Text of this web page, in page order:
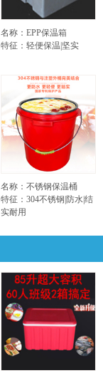
名称：EPP保温箱
特征：轻便保温|坚实
名称：不锈钢保温桶
特征：304不锈钢|防水|结
实耐用